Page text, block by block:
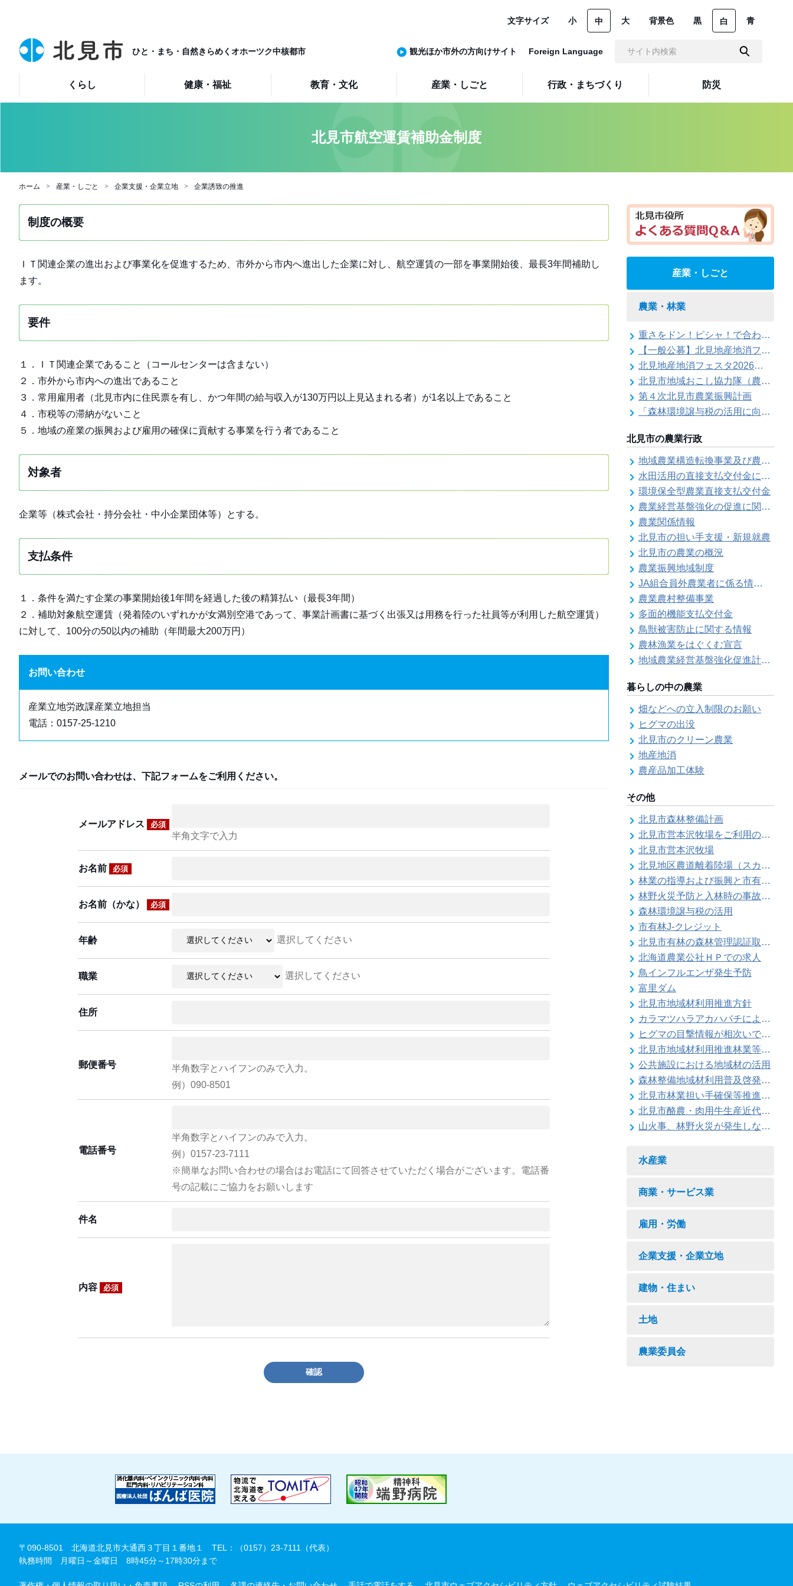
ひと・まち・自然きらめくオホーツク中核都市
くらし 健康・福祉 教育・文化 産業・しごと 行政・まちづくり 防災
文字サイズ 小 中 大 背景色 黒 白 青
観光ほか市外の方向けサイト Foreign Language
北見市航空運賃補助金制度
ホーム 産業・しごと 企業支援・企業立地 企業誘致の推進
制度の概要
ＩＴ関連企業の進出および事業化を促進するため、市外から市内へ進出した企業に対し、航空運賃の一部を事業開始後、最長3年間補助し
ます。
要件
１．ＩＴ関連企業であること（コールセンターは含まない）
２．市外から市内への進出であること
３．常用雇用者（北見市内に住民票を有し、かつ年間の給与収入が130万円以上見込まれる者）が1名以上であること
４．市税等の滞納がないこと
５．地域の産業の振興および雇用の確保に貢献する事業を行う者であること
対象者
企業等（株式会社・持分会社・中小企業団体等）とする。
支払条件
１．条件を満たす企業の事業開始後1年間を経過した後の精算払い（最長3年間）
２．補助対象航空運賃（発着陸のいずれかが女満別空港であって、事業計画書に基づく出張又は用務を行った社員等が利用した航空運賃）
に対して、100分の50以内の補助（年間最大200万円）
お問い合わせ
産業立地労政課産業立地担当
電話：0157-25-1210
メールでのお問い合わせは、下記フォームをご利用ください。
メールアドレス 必須
半角文字で入力
お名前 必須
お名前（かな） 必須
年齢 選択してください
職業 選択してください
住所
郵便番号
半角数字とハイフンのみで入力。
例）090-8501
電話番号
半角数字とハイフンのみで入力。
例）0157-23-7111
※簡単なお問い合わせの場合はお電話にて回答させていただく場合がございます。電話番
号の記載にご協力をお願いします
件名
内容 必須
確認
産業・しごと
農業・林業
重さをドン！ピシャ！で合わせろ てんびんゲ～ム参加者の募集（北見地産地消フェスタ2026）
【一般公募】北見地産地消フェスタ2026ステージイベント出演者の募集
北見地産地消フェスタ2026の開催
北見市地域おこし協力隊（農業部門）活動記録
第４次北見市農業振興計画
「森林環境譲与税の活用に向けた基本的な考え方について」を策定しました
北見市の農業行政
地域農業構造転換事業及び農地利用効率化等支援事業にかかる要望調査
水田活用の直接支払交付金に係る水田収益力強化ビジョン
環境保全型農業直接支払交付金
農業経営基盤強化の促進に関する基本構想
農業関係情報
北見市の担い手支援・新規就農
北見市の農業の概況
農業振興地域制度
JA組合員外農業者に係る情報登録
農業農村整備事業
多面的機能支払交付金
鳥獣被害防止に関する情報
農林漁業をはぐくむ宣言
地域農業経営基盤強化促進計画（地域計画）について
暮らしの中の農業
畑などへの立入制限のお願い
ヒグマの出没
北見市のクリーン農業
地産地消
農産品加工体験
その他
北見市森林整備計画
北見市営本沢牧場をご利用の皆様へ（畜主向け）
北見市営本沢牧場
北見地区農道離着陸場（スカイポートきたみ）
林業の指導および振興と市有林の経営維持管理
林野火災予防と入林時の事故防止
森林環境譲与税の活用
市有林J-クレジット
北見市有林の森林管理認証取得状況
北海道農業公社ＨＰでの求人
鳥インフルエンザ発生予防
富里ダム
北見市地域材利用推進方針
カラマツハラアカハバチによりカラマツ類の葉の食害被害が発生することがあります
ヒグマの目撃情報が相次いでいます【留辺蘂自治区】
北見市地域材利用推進林業等振興対策事業
公共施設における地域材の活用
森林整備地域材利用普及啓発事業
北見市林業担い手確保等推進対策事業
北見市酪農・肉用牛生産近代化計画
山火事、林野火災が発生しないように注意しましょう
水産業
商業・サービス業
雇用・労働
企業支援・企業立地
建物・住まい
土地
農業委員会
〒090-8501 北海道北見市大通西３丁目１番地１
TEL：（0157）23-7111（代表）
執務時間 月曜日～金曜日 8時45分～17時30分まで